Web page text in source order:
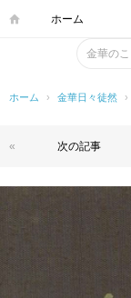
ホーム
ホーム › 金華日々徒然 ›
次の記事
«